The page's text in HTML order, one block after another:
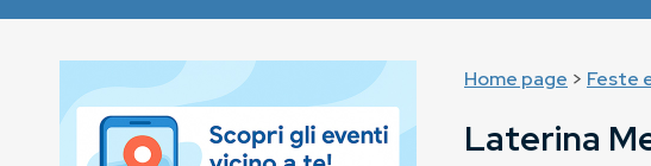
Home page > Feste
Laterina